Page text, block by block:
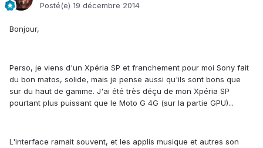
Posté(e) 19 décembre 2014
Bonjour,
Perso, je viens d'un Xpéria SP et franchement pour moi Sony fait
du bon matos, solide, mais je pense aussi qu'ils sont bons que
sur du haut de gamme. J'ai été très déçu de mon Xpéria SP
pourtant plus puissant que le Moto G 4G (sur la partie GPU)...
L'interface ramait souvent, et les applis musique et autres son